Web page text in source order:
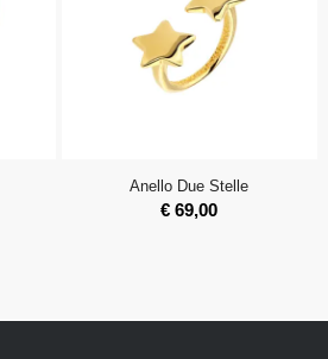
Anello Due Stelle
€ 69,00